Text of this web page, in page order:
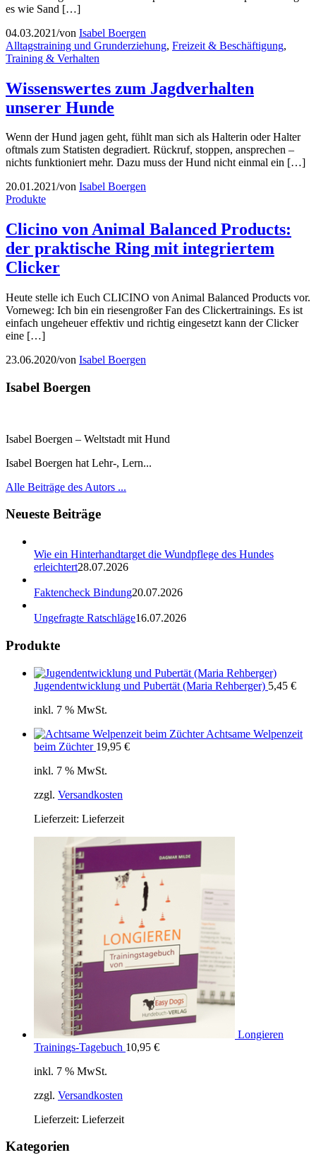
es wie Sand […]
04.03.2021/von Isabel Boergen
Alltagstraining und Grunderziehung, Freizeit & Beschäftigung,
Training & Verhalten
Wissenswertes zum Jagdverhalten
unserer Hunde
Wenn der Hund jagen geht, fühlt man sich als Halterin oder Halter
oftmals zum Statisten degradiert. Rückruf, stoppen, ansprechen –
nichts funktioniert mehr. Dazu muss der Hund nicht einmal ein […]
20.01.2021/von Isabel Boergen
Produkte
Clicino von Animal Balanced Products:
der praktische Ring mit integriertem
Clicker
Heute stelle ich Euch CLICINO von Animal Balanced Products vor.
Vorneweg: Ich bin ein riesengroßer Fan des Clickertrainings. Es ist
einfach ungeheuer effektiv und richtig eingesetzt kann der Clicker
eine […]
23.06.2020/von Isabel Boergen
Isabel Boergen
Isabel Boergen – Weltstadt mit Hund
Isabel Boergen hat Lehr-, Lern...
Alle Beiträge des Autors ...
Neueste Beiträge
Wie ein Hinterhandtarget die Wundpflege des Hundes
erleichtert28.07.2026
Faktencheck Bindung20.07.2026
Ungefragte Ratschläge16.07.2026
Produkte
Jugendentwicklung und Pubertät (Maria Rehberger) 5,45 €
inkl. 7 % MwSt.
Achtsame Welpenzeit
beim Züchter 19,95 €
inkl. 7 % MwSt.
zzgl. Versandkosten
Lieferzeit: Lieferzeit
Longieren
Trainings-Tagebuch 10,95 €
inkl. 7 % MwSt.
zzgl. Versandkosten
Lieferzeit: Lieferzeit
Kategorien